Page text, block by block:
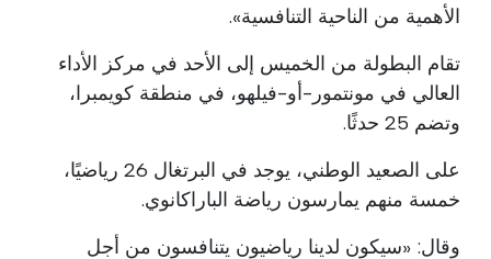
الأهمية من الناحية التنافسية».
تقام البطولة من الخميس إلى الأحد في مركز الأداء
العالي في مونتمور-أو-فيلهو، في منطقة كويمبرا،
وتضم 25 حدثًا.
على الصعيد الوطني، يوجد في البرتغال 26 رياضيًا،
خمسة منهم يمارسون رياضة الباراكانوي.
وقال: «سيكون لدينا رياضيون يتنافسون من أجل